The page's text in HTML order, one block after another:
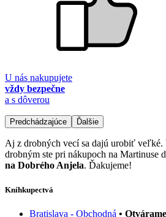
U nás nakupujete
vždy bezpečne
a s dôverou
Predchádzajúce Ďalšie
Aj z drobných vecí sa dajú urobiť
drobným ste pri nákupoch na Martinuse
na Dobrého Anjela. Ďakujeme!
Kníhkupectvá
Bratislava - Obchodná •